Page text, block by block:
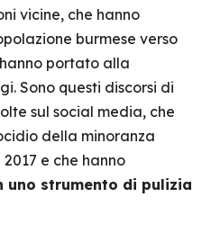
vicine, che hanno
burmese verso
portato alla
Sono questi discorsi di
sul social media, che
della minoranza
e che hanno
uno strumento di pulizia